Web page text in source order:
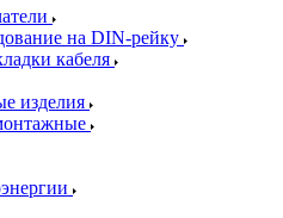
на DIN-рейку
кабеля
изделия